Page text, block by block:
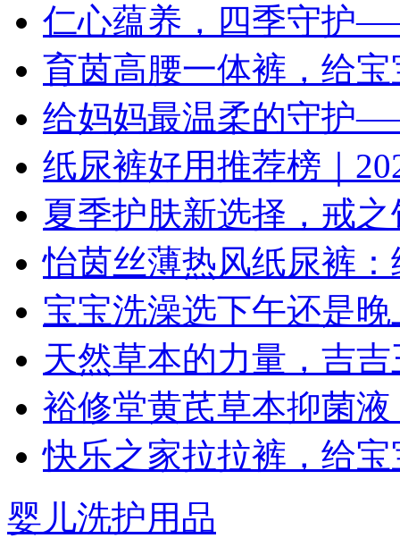
仁心蕴养，四季守护
育茵高腰一体裤，给
给妈妈最温柔的守护
纸尿裤好用推荐榜｜
夏季护肤新选择，戒
怡茵丝薄热风纸尿裤
宝宝洗澡选下午还是
天然草本的力量，吉
裕修堂黄芪草本抑菌
快乐之家拉拉裤，给
婴儿洗护用品